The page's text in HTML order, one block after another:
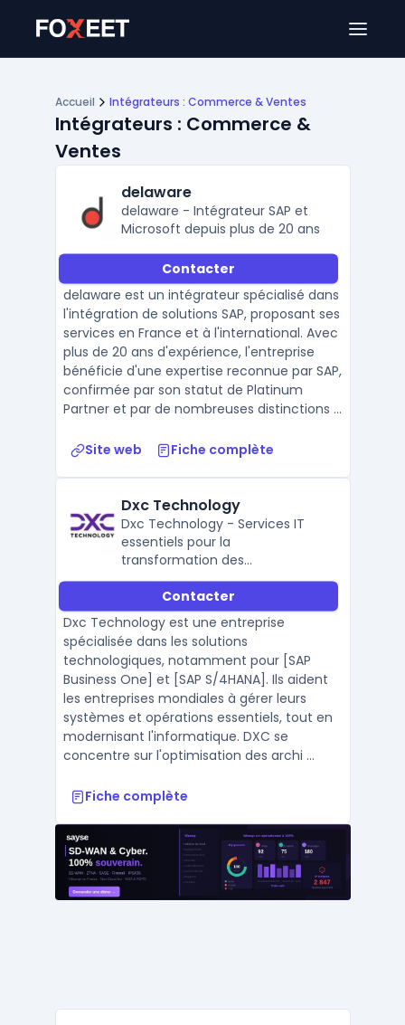
Accueil Intégrateurs : Commerce & Ventes
Intégrateurs : Commerce &
Ventes
delaware
delaware - Intégrateur SAP et
Microsoft depuis plus de 20 ans
Contacter
delaware est un intégrateur spécialisé dans
l'intégration de solutions SAP, proposant ses
services en France et à l'international. Avec
plus de 20 ans d'expérience, l'entreprise
bénéficie d'une expertise reconnue par SAP,
confirmée par son statut de Platinum
Partner et par de nombreuses distinctions ...
Site web Fiche complète
Dxc Technology
Dxc Technology - Services IT
essentiels pour la
transformation des
organisations
Contacter
Dxc Technology est une entreprise
spécialisée dans les solutions
technologiques, notamment pour [SAP
Business One] et [SAP S/4HANA]. Ils aident
les entreprises mondiales à gérer leurs
systèmes et opérations essentiels, tout en
modernisant l'informatique. DXC se
concentre sur l'optimisation des archi ...
Fiche complète